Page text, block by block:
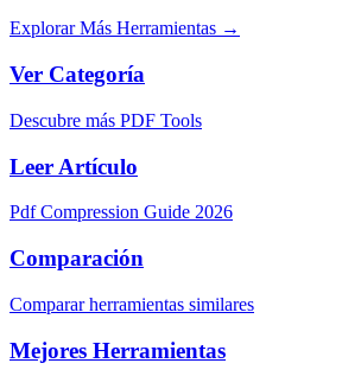
Explorar Más Herramientas →
Ver Categoría
Descubre más PDF Tools
Leer Artículo
Pdf Compression Guide 2026
Comparación
Comparar herramientas similares
Mejores Herramientas